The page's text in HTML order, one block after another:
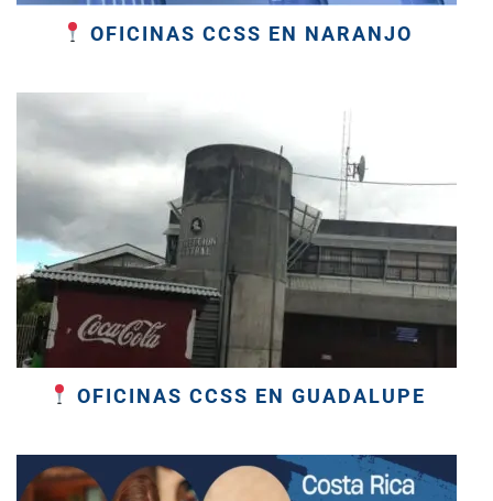
OFICINAS CCSS EN NARANJO
OFICINAS CCSS EN GUADALUPE